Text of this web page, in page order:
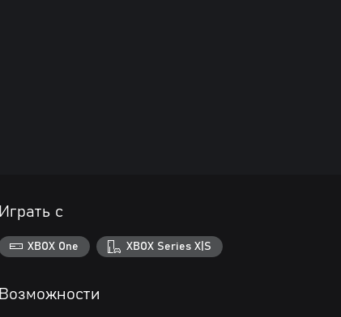
Играть с
XBOX One XBOX Series X|S
Возможности